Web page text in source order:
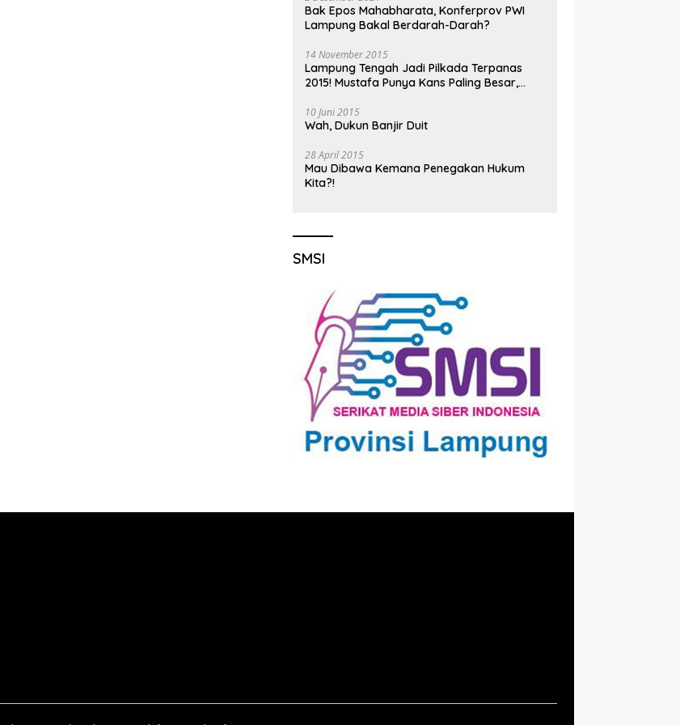
Bak Epos Mahabharata, Konferprov PWI
Lampung Bakal Berdarah-Darah?
14 November 2015
Lampung Tengah Jadi Pilkada Terpanas
2015! Mustafa Punya Kans Paling Besar,
10 Juni 2015
Wah, Dukun Banjir Duit
28 April 2015
Mau Dibawa Kemana Penegakan Hukum
Kita?!
SMSI